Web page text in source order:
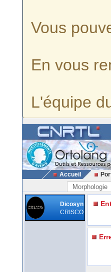
Vous
En vous
L'équipe
Accueil
Morphologie
Dicosyn
CRISCO